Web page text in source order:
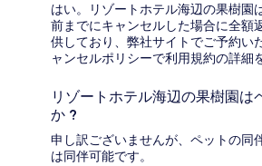
はい。リゾートホテル海辺の果樹園
前までにキャンセルした場合に全額
供しており、弊社サイトでご予約い
ャンセルポリシーで利用規約の詳細
リゾートホテル海辺の果樹園は
か ?
申し訳ございませんが、ペットの同
は同伴可能です。